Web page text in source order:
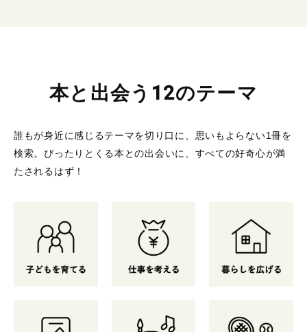
本と出会う12のテーマ
誰もが身近に感じるテーマを切り口に、思いもよらない1冊を
検索。 ぴったりとくる本との出会いに、すべての好奇心が満
たされるはず！